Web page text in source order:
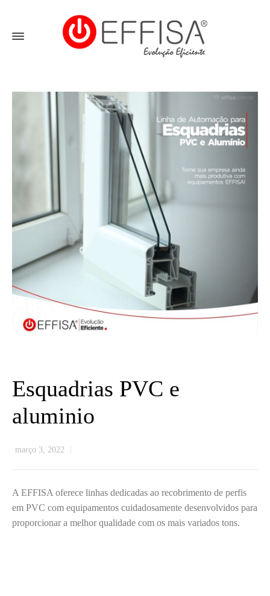
Esquadrias PVC e
aluminio
março 3, 2022
A EFFISA oferece linhas dedicadas ao recobrimento de perfis
em PVC com equipamentos cuidadosamente desenvolvidos para
proporcionar a melhor qualidade com os mais variados tons.